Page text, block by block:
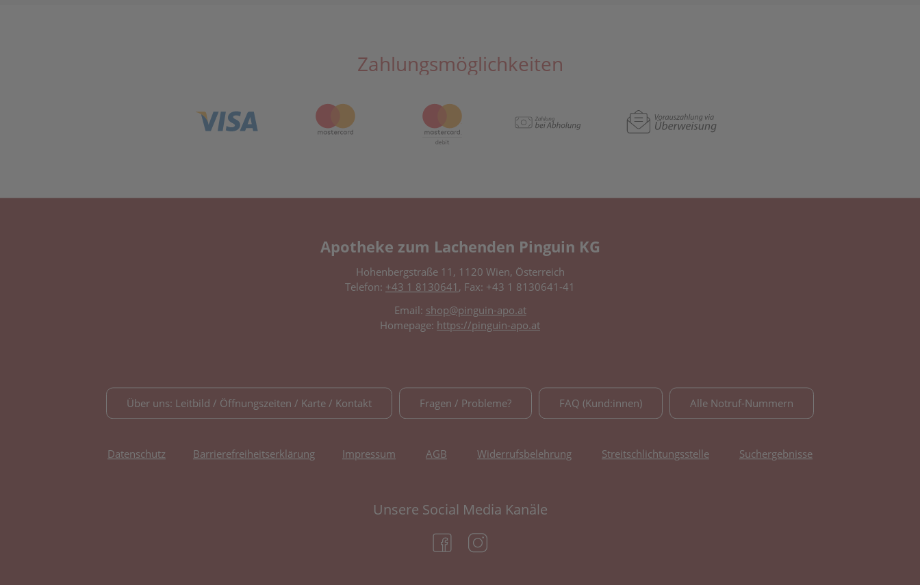
Zahlungsmöglichkeiten
Apotheke zum Lachenden Pinguin KG
Hohenbergstraße 11, 1120 Wien, Österreich
Telefon: +43 1 8130641 , Fax: +43 1 8130641-41
Email: shop@pinguin-apo.at
Homepage: https://pinguin-apo.at
Über uns: Leitbild / Öffnungszeiten / Karte / Kontakt Fragen / Probleme? FAQ (Kund:innen) Alle Notruf-Nummern
Datenschutz Barrierefreiheitserklärung Impressum AGB Widerrufsbelehrung Streitschlichtungsstelle Suchergebnisse
Unsere Social Media Kanäle
(öffnet in neuem Tab)